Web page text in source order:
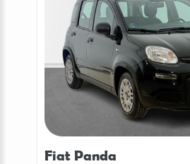
Fiat Panda